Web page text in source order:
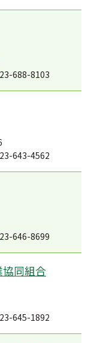
688-8103
643-4562
646-8699
同組合
645-1892